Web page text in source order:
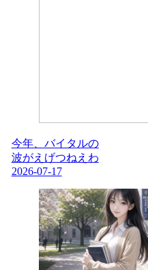
今年、バイタルの
波がえげつねえわ
2026-07-17